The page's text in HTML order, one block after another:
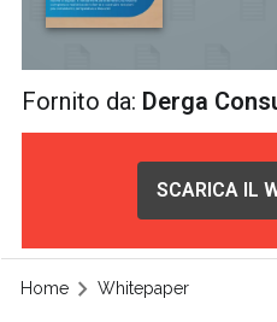
Fornito da: Derga
SCARICA IL
Home Whitepaper